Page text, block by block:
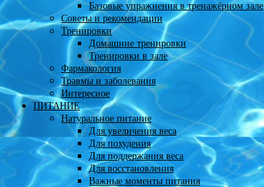
Базовые упражнения в тренажёрном зале
Советы и рекомендации
Тренировки
Домашние тренировки
Тренировки в зале
Фармакология
Травмы и заболевания
Интересное
ПИТАНИЕ
Натуральное питание
Для увеличения веса
Для похудения
Для поддержания веса
Для восстановления
Важные моменты питания